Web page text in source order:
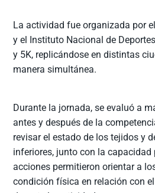
La actividad fue organizada por
y el Instituto Nacional de
y 5K, replicándose en distintas
manera simultánea.
Durante la jornada, se evaluó a
antes y después de la
revisar el estado de los tejidos y
inferiores, junto con la capacidad
acciones permitieron orientar a
condición física en relación con